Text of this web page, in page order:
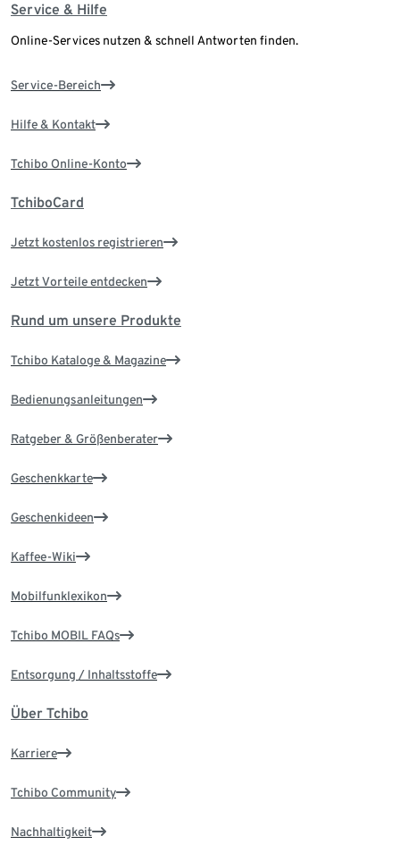
Service & Hilfe
Online-Services nutzen & schnell Antworten finden.
Service-Bereich
Hilfe & Kontakt
Tchibo Online-Konto
TchiboCard
Jetzt kostenlos registrieren
Jetzt Vorteile entdecken
Rund um unsere Produkte
Tchibo Kataloge & Magazine
Bedienungsanleitungen
Ratgeber & Größenberater
Geschenkkarte
Geschenkideen
Kaffee-Wiki
Mobilfunklexikon
Tchibo MOBIL FAQs
Entsorgung / Inhaltsstoffe
Über Tchibo
Karriere
Tchibo Community
Nachhaltigkeit